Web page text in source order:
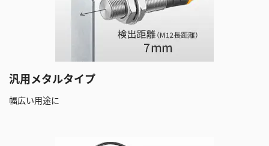
汎用メタルタイプ
幅広い用途に